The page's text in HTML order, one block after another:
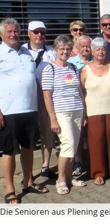
Die Senioren aus Pliening